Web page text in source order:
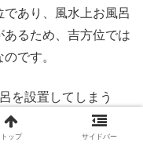
あり、風水上お風呂
るため、吉方位では
です。
を設置してしまう
風水的に悪い家とな
トップ サイドバー